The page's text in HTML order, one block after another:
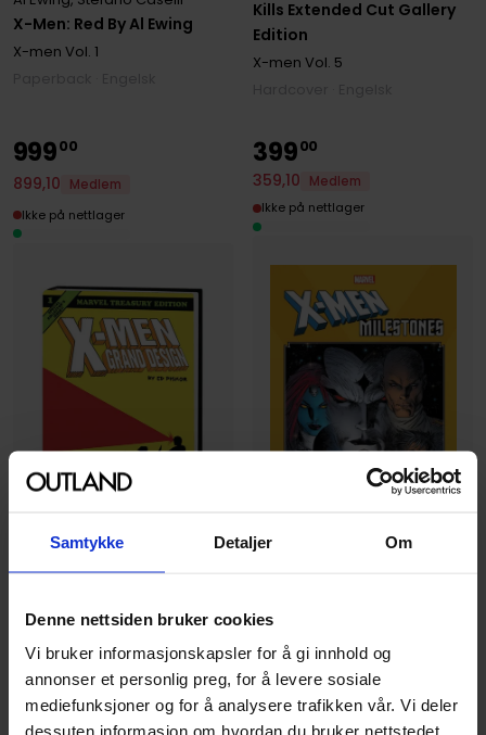
Samtykke Detaljer Om
Denne nettsiden bruker cookies
Vi bruker informasjonskapsler for å gi innhold og
annonser et personlig preg, for å levere sosiale
mediefunksjoner og for å analysere trafikken vår. Vi deler
dessuten informasjon om hvordan du bruker nettstedet
X-Men: Red By Al Ewing
X-men Vol. 1
Kills Extended Cut Gallery
Edition
X-men Vol. 5
X-Men: Grand Design - The
Complete Graphic Novel
X-men
Hardcover · Engelsk
99900
899,10
Medlem
Ikke på nettlager
X-Men Milestones: Messiah
Complex
X-menVol. 11
Paperback · Engelsk
39900
359,10
Medlem
Ikke på nettlager